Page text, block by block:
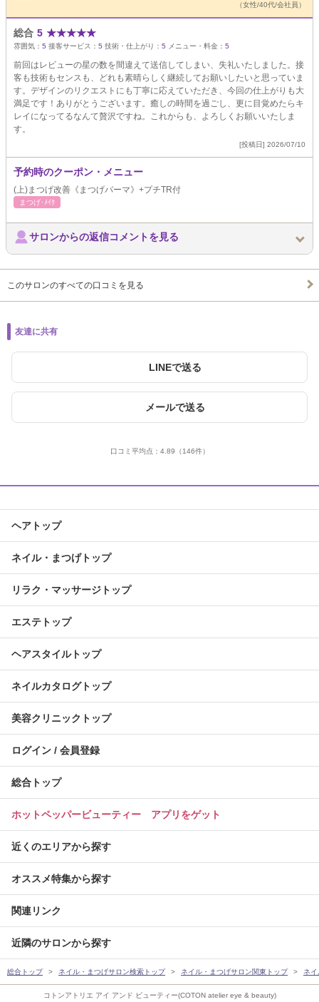
コトンアトリエ アイ アンド ビューティー(COTON atelier eye & beauty)
（女性/40代/会社員）
総合 5 ★★★★★
雰囲気： 5 接客サービス： 5 技術・仕上がり： 5 メニュー・料金： 5
前回はレビューの星の数を間違えて送信してしまい、失礼いたしました。接
客も技術もセンスも、どれも素晴らしく継続してお願いしたいと思っていま
す。デザインのリクエストにも丁寧に応えていただき、今回の仕上がりも大
満足です！ありがとうございます。癒しの時間を過ごし、更に目覚めたらキ
レイになってるなんて贅沢ですね。これからも、よろしくお願いいたしま
す。
[投稿日] 2026/07/10
予約時のクーポン・メニュー
(上)まつげ改善《まつげパーマ》+プチTR付
まつげ･ﾒｲｸ
サロンからの返信コメントを見る
このサロンのすべての口コミを見る
友達に共有
LINEで送る
メールで送る
口コミ平均点： 4.89 （146件）
ヘアトップ
ネイル・まつげトップ
リラク・マッサージトップ
エステトップ
ヘアスタイルトップ
ネイルカタログトップ
美容クリニックトップ
ログイン / 会員登録
総合トップ
ホットペッパービューティー アプリをゲット
近くのエリアから探す
オススメ特集から探す
関連リンク
近隣のサロンから探す
総合トップ ネイル・まつげサロン検索トップ ネイル・まつげサロン関東トップ ネ